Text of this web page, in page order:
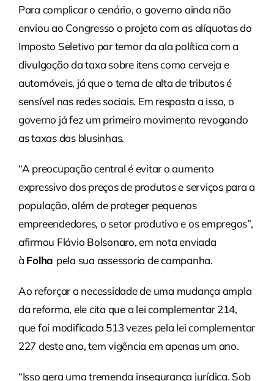
Para complicar o cenário, o governo ainda não
enviou ao Congresso o projeto com as alíquotas do
Imposto Seletivo por temor da ala política com a
divulgação da taxa sobre itens como cerveja e
automóveis, já que o tema de alta de tributos é
sensível nas redes sociais. Em resposta a isso, o
governo já fez um primeiro movimento revogando
as taxas das blusinhas.
“A preocupação central é evitar o aumento
expressivo dos preços de produtos e serviços para a
população, além de proteger pequenos
empreendedores, o setor produtivo e os empregos”,
afirmou Flávio Bolsonaro, em nota enviada
à Folha pela sua assessoria de campanha.
Ao reforçar a necessidade de uma mudança ampla
da reforma, ele cita que a lei complementar 214,
que foi modificada 513 vezes pela lei complementar
227 deste ano, tem vigência em apenas um ano.
“Isso gera uma tremenda insegurança jurídica. Sob